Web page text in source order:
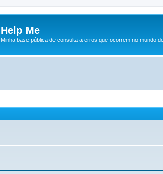
Help Me
Minha base pública de consulta a erros que ocorrem no mundo